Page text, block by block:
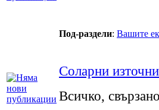
Под-раздели: Вашите
Соларни
Всичко,